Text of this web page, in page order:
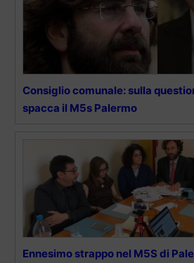
Consiglio comunale: sulla
spacca il M5s Palermo
Ennesimo strappo nel M5S di